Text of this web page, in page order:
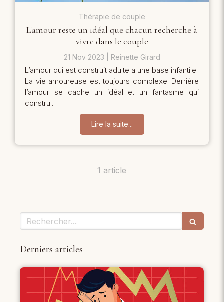
Thérapie de couple
L'amour reste un idéal que chacun recherche à
vivre dans le couple
21 Nov 2023 Reinette Girard
L’amour qui est construit adulte a une base infantile.
La vie amoureuse est toujours complexe. Derrière
l’amour se cache un idéal et un fantasme qui
constru...
Lire la suite...
1 article
Rechercher
Derniers articles